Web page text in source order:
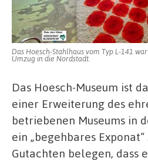
Das Hoesch-Stahlhaus vom Typ L-141
Umzug in die Nordstadt.
Das Hoesch-Museum ist
einer Erweiterung des
betriebenen Museums in
ein „begehbares
Gutachten belegen, dass